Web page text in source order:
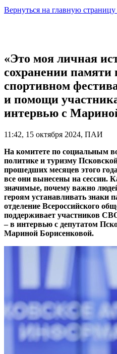
Вернуться на главную
«Это моя личная
сохранении памяти
спортивном
и помощи
интервью с
11:42, 15 октября 2024, ПАИ
На комитете по социальным
политике и туризму
прошедших месяцев этого
все они вынесены на сессии.
значимые, почему важно
героям устанавливать знаки
отделение Всероссийского
поддерживает участников
– в интервью с депутатом
Мариной Борисенковой.